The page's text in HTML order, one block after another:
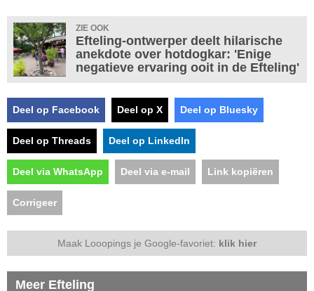
ZIE OOK
Efteling-ontwerper deelt hilarische
anekdote over hotdogkar: 'Enige
negatieve ervaring ooit in de Efteling'
Deel op Facebook Deel op X Deel op Bluesky
Deel op Threads Deel op LinkedIn
Deel via WhatsApp Deel via e-mail Link kopiëren
Corrigeer
Maak Looopings je Google-favoriet: klik hier
Meer Efteling